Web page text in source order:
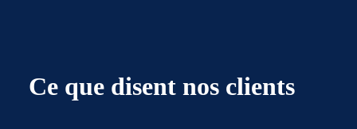
Ce que disent nos clients